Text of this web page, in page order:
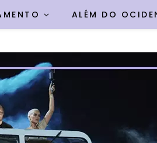
ALÉM DO